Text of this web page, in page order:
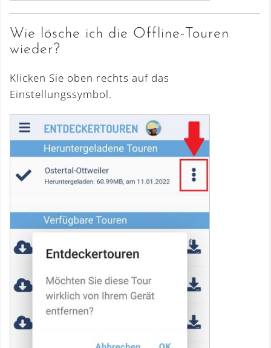
Wie lösche ich die Offline-Touren
wieder?
Klicken Sie oben rechts auf das
Einstellungssymbol.